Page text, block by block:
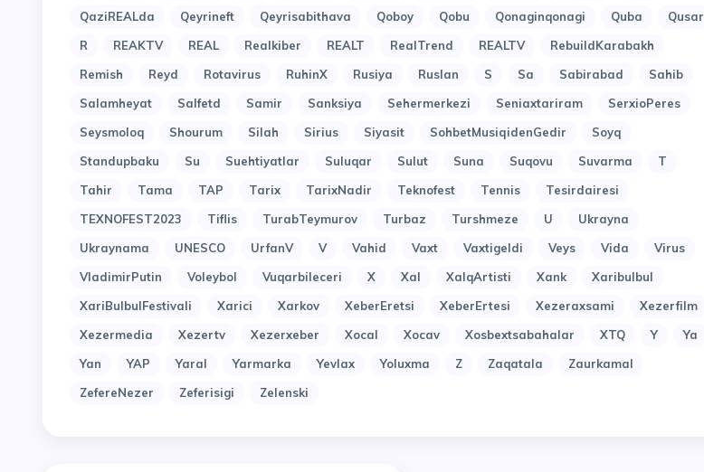
QaziREALda
Qeyrineft Qeyrisabithava Qoboy Qobu Qonaginqonagi Quba
Qusar
R
REAKTV REAL Realkiber REALT RealTrend REALTV
RebuildKarabakh
Remish
Reyd Rotavirus RuhinX Rusiya Ruslan S Sa Sabirabad
Sahib
Salamheyat
Salfetd Samir Sanksiya Sehermerkezi Seniaxtariram
SerxioPeres
Seysmoloq
Shourum Silah Sirius Siyasit SohbetMusiqidenGedir
Soyq
Standupbaku
Su Suehtiyatlar Suluqar Sulut Suna Suqovu Suvarma
T
Tahir
Tama TAP Tarix TarixNadir Teknofest Tennis
Tesirdairesi
TEXNOFEST2023
Tiflis TurabTeymurov Turbaz Turshmeze U
Ukrayna
Ukraynama
UNESCO UrfanV V Vahid Vaxt Vaxtigeldi Veys Vida
Virus
VladimirPutin
Voleybol Vuqarbileceri X Xal XalqArtisti Xank
Xaribulbul
XariBulbulFestivali
Xarici Xarkov XeberEretsi XeberErtesi Xezeraxsami
Xezerfilm
Xezermedia
Xezertv Xezerxeber Xocal Xocav Xosbextsabahalar XTQ Y
Ya
Yan
YAP Yaral Yarmarka Yevlax Yoluxma Z Zaqatala
Zaurkamal
ZefereNezer
Zeferisigi Zelenski